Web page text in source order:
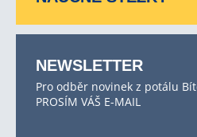
NEWSLETTER
Pro odběr novinek z potálu
PROSÍM VÁŠ E-MAIL